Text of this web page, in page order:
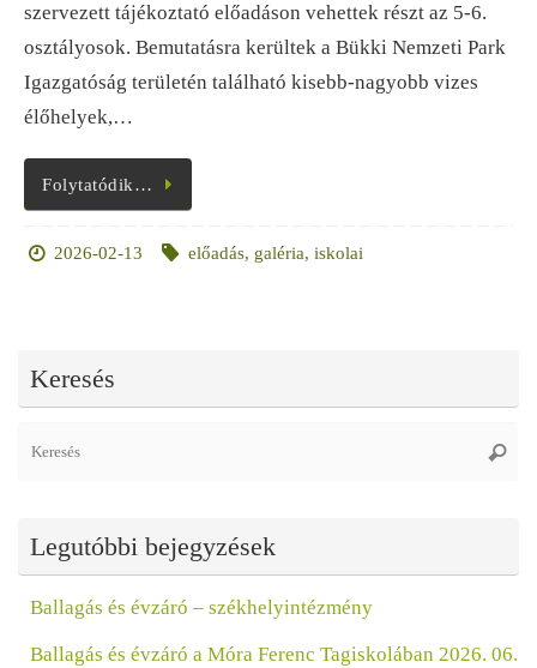
szervezett tájékoztató előadáson vehettek részt az 5-6.
osztályosok. Bemutatásra kerültek a Bükki Nemzeti Park
Igazgatóság területén található kisebb-nagyobb vizes
élőhelyek,…
Folytatódik…
2026-02-13 előadás, galéria, iskolai
Keresés
Legutóbbi bejegyzések
Ballagás és évzáró – székhelyintézmény
Ballagás és évzáró a Móra Ferenc Tagiskolában 2026. 06.